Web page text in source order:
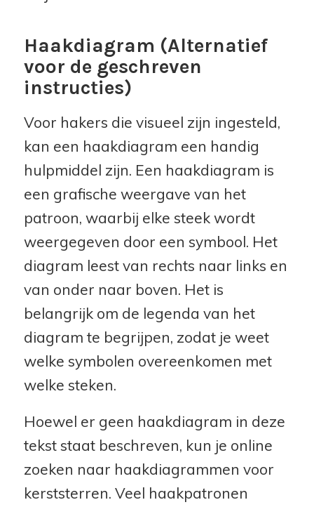
Haakdiagram (Alternatief
voor de geschreven
instructies)
Voor hakers die visueel zijn ingesteld,
kan een haakdiagram een handig
hulpmiddel zijn. Een haakdiagram is
een grafische weergave van het
patroon, waarbij elke steek wordt
weergegeven door een symbool. Het
diagram leest van rechts naar links en
van onder naar boven. Het is
belangrijk om de legenda van het
diagram te begrijpen, zodat je weet
welke symbolen overeenkomen met
welke steken.
Hoewel er geen haakdiagram in deze
tekst staat beschreven, kun je online
zoeken naar haakdiagrammen voor
kerststerren. Veel haakpatronen